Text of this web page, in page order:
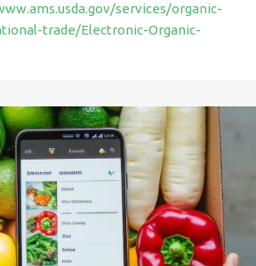
services/organic-
trade/Electronic-Organic-